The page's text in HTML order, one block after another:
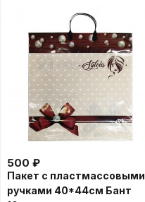
500 ₽
Пакет с пластмассовыми
ручками 40*44см Бант